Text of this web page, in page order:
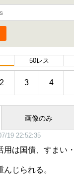
50レス
2 3 4
画像のみ
19 22:52:35
用は国債、すまい
じられる。